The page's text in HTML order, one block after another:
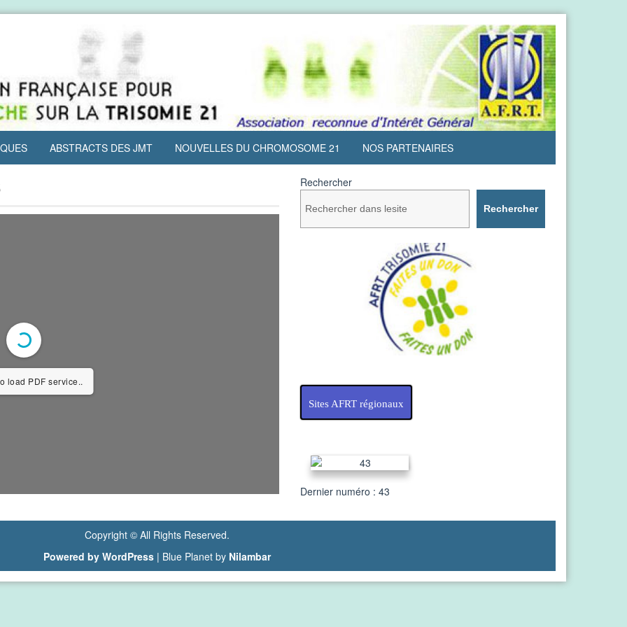
ABSTRACTS DES JMT NOUVELLES DU CHROMOSOME 21 NOS PARTENAIRES
load PDF service..
Rechercher
Rechercher
Sites AFRT régionaux
Dernier numéro : 43
Copyright © All Rights Reserved.
Powered by WordPress | Blue Planet by Nilambar